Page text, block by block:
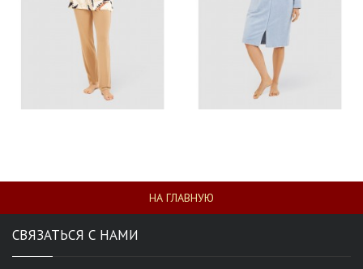
НА ГЛАВНУЮ
СВЯЗАТЬСЯ С НАМИ